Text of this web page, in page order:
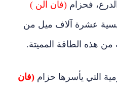
فحزام (فان آلن )
عشرة آلاف ميل من
هذه الطاقة المميتة.
التي يأسرها حزام (فان